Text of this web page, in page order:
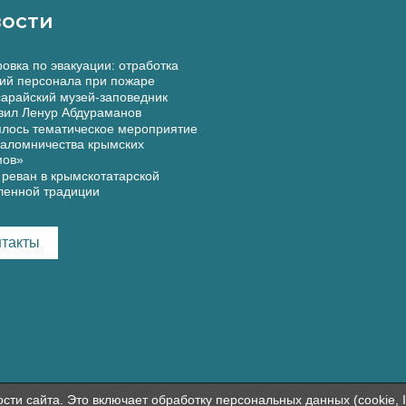
по эвакуации: отработка
персонала при пожаре
музей-заповедник
Ленур Абдураманов
тематическое мероприятие
крымских
в крымскотатарской
традиции
сайта. Это включает обработку персональных данных (cookie,